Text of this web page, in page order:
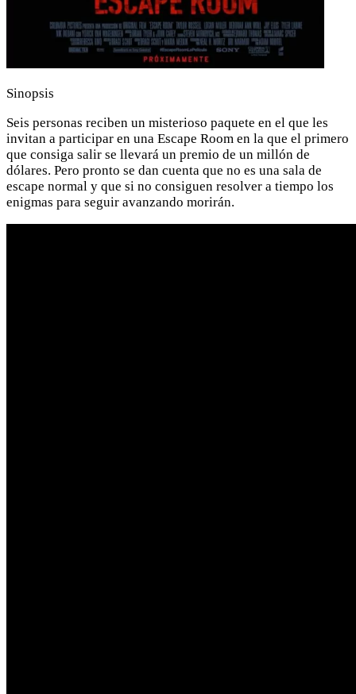
Sinopsis
Seis personas reciben un misterioso paquete en el que les
invitan a participar en una Escape Room en la que el primero
que consiga salir se llevará un premio de un millón de
dólares. Pero pronto se dan cuenta que no es una sala de
escape normal y que si no consiguen resolver a tiempo los
enigmas para seguir avanzando morirán.